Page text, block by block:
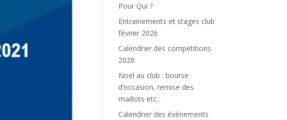
Pour Qui ?
Entrainements et stages club
février 2026
Calendrier des compétitions
2026
Noël au club : bourse
d’occasion, remise des
maillots etc…
Calendrier des évènements